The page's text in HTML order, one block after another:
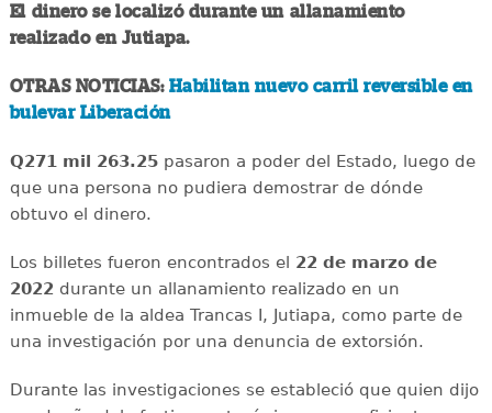
El dinero se localizó durante un allanamiento
realizado en Jutiapa.
OTRAS NOTICIAS: Habilitan nuevo carril reversible en
bulevar Liberación
Q271 mil 263.25pasaron a poder del Estado, luego de
que una persona no pudiera demostrar de dónde
obtuvo el dinero.
Los billetes fueron encontrados el 22 de marzo de
2022durante un allanamiento realizado en un
inmueble de la aldea Trancas I, Jutiapa, como parte de
una investigación por una denuncia de extorsión.
Durante las investigaciones se estableció que quien dijo